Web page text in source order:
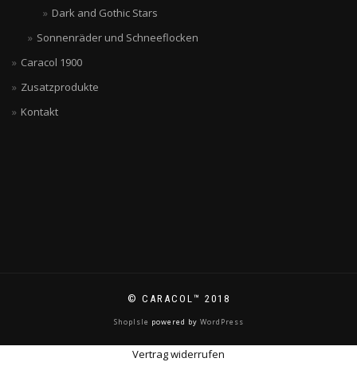
Dark and Gothic Stars
Sonnenräder und Schneeflocken
Caracol 1900
Zusatzprodukte
Kontakt
© CARACOL™ 2018
ShopIsle powered by WordPress
Vertrag widerrufen